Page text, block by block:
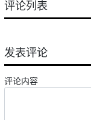
评论列表
发表评论
评论内容